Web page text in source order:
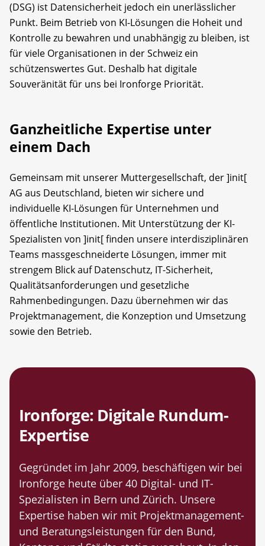
(DSG) ist Datensicherheit jedoch ein unerlässlicher
Punkt. Beim Betrieb von KI-Lösungen die Hoheit und
Kontrolle zu bewahren und unabhängig zu bleiben, ist
für viele Organisationen in der Schweiz ein
schützenswertes Gut. Deshalb hat digitale
Souveränität für uns bei Ironforge Priorität.
Ganzheitliche Expertise unter
einem Dach
Gemeinsam mit unserer Muttergesellschaft, der ]init[
AG aus Deutschland, bieten wir sichere und
individuelle KI-Lösungen für Unternehmen und
öffentliche Institutionen. Mit Unterstützung der KI-
Spezialisten von ]init[ finden unsere interdisziplinären
Teams massgeschneiderte Lösungen, immer mit
strengem Blick auf Datenschutz, IT-Sicherheit,
Qualitätsanforderungen und gesetzliche
Rahmenbedingungen. Dazu übernehmen wir das
Projektmanagement, die Konzeption und Umsetzung
sowie den Betrieb.
Ironforge: Digitale Rundum-
Expertise
Gegründet im Jahr 2009, beschäftigen wir bei
Ironforge heute über 40 Digital- und IT-
Spezialisten in Bern und Zürich. Unsere
Expertise haben wir mit Projektmanagement-
und Beratungsleistungen für den Bund,